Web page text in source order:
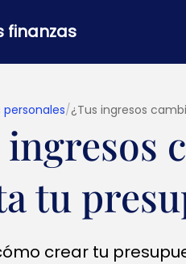
finanzas
personales/¿Tus ingresos
ingresos
tu
crear tu